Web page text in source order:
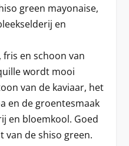
green mayonaise,
en
en schoon van
wordt mooi
van de kaviaar, het
en de groentesmaak
en bloemkool. Goed
van de shiso green.